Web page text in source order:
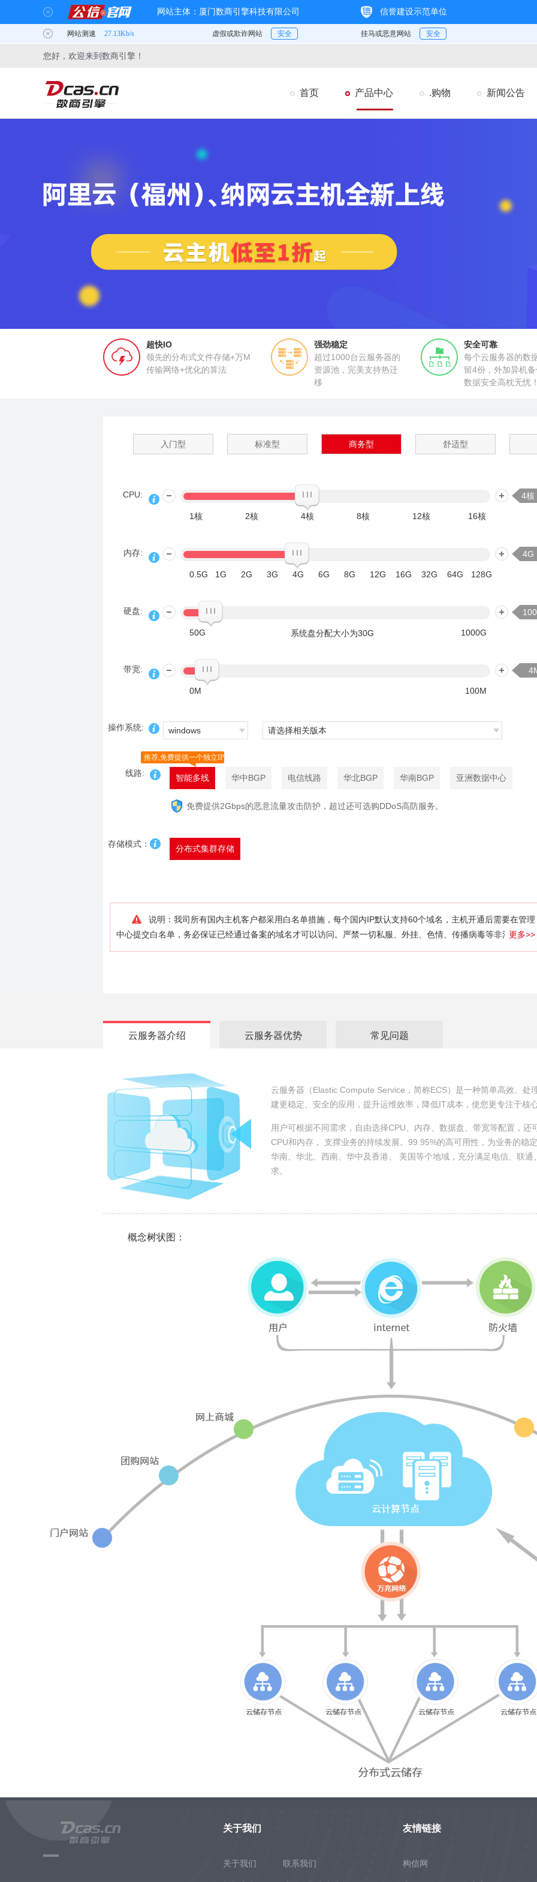
您好，欢迎来到数商引擎！
首页 产品中心 .购物 新闻公告
超快IO
领先的分布式文件存储+万M
传输网络+优化的算法
强劲稳定
超过1000台云服务器的
资源池，完美支持热迁
移
安全可靠
每个云服务器的数
留4份，外加异机备
数据安全高枕无忧！
入门型 标准型 商务型 舒适型
CPU: 4核
1核 2核 4核 8核 12核 16核
内存: 4G
0.5G 1G 2G 3G 4G 6G 8G 12G 16G 32G 64G 128G
硬盘:
50G 1000G
系统盘分配大小为30G
带宽:
0M 100M
操作系统: windows 请选择相关版本
线路: 智能多线
推荐,免费提供一个独立IP
华中BGP 电信线路 华北BGP 华南BGP 亚洲数据中心
免费提供2Gbps的恶意流量攻击防护，超过还可选购DDoS高防服务。
存储模式： 分布式集群存储
更多>>
说明：我司所有国内主机客户都采用白名单措施，每个国内IP默认支持60个域名，主机开通后需要在管理
中心提交白名单，务必保证已经通过备案的域名才可以访问。严禁一切私服、外挂、色情、传播病毒等非法网站，
严禁利用服务器资源进行流量穿透、扫描肉机、架设私服、翻墙破网类等非法应用,对于成人用品、伟哥类、空包
云服务器介绍 云服务器优势 常见问题
云服务器（Elastic Compute Service，简称ECS）是一种简单高效、处
建更稳定、安全的应用，提升运维效率，降低IT成本，使您更专注于核心
用户可根据不同需求，自由选择CPU、内存、数据盘、带宽等配置，
CPU和内存， 支撑业务的持续发展。99.95%的高可用性，为业务的稳
华南、华北、西南、华中及香港、 美国等个地域，充分满足电信、联
求。
概念树状图：
关于我们
关于我们 联系我们
友情链接
构信网